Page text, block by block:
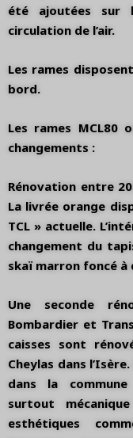
été ajoutées sur
circulation de l’air.
Les rames
bord.
Les rames MCL80
changements :
Rénovation entre
La livrée orange
TCL » actuelle.
changement du
skaï marron foncé à
Une seconde
Bombardier et
caisses sont
Cheylas dans
dans la
surtout
esthétiques